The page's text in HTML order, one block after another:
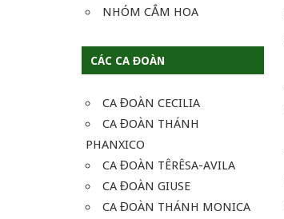
NHÓM CẮM HOA
CÁC CA ĐOÀN
CA ĐOÀN CECILIA
CA ĐOÀN THÁNH
PHANXICO
CA ĐOÀN TÊRÊSA-AVILA
CA ĐOÀN GIUSE
CA ĐOÀN THÁNH MONICA